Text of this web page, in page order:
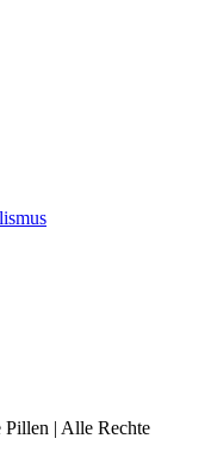
| Alle Rechte